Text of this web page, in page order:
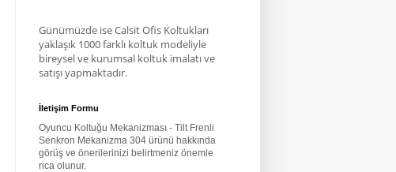
Günümüzde ise Calsit Ofis Koltukları
yaklaşık 1000 farklı koltuk modeliyle
bireysel ve kurumsal koltuk imalatı ve
satışı yapmaktadır.
İletişim Formu
Oyuncu Koltuğu Mekanizması - Tilt Frenli
Senkron Mekanizma 304 ürünü hakkında
görüş ve önerilerinizi belirtmeniz önemle
rica olunur.